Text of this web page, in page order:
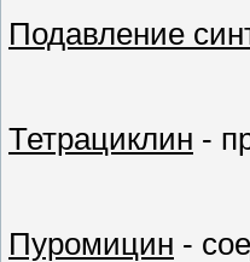
Подавление
Тетрациклин -
Пуромицин -